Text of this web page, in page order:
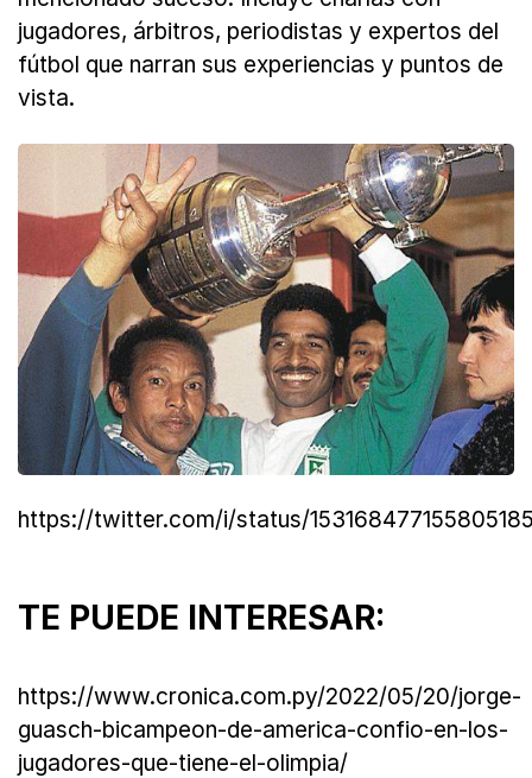
jugadores, árbitros, periodistas y expertos del
fútbol que narran sus experiencias y puntos de
vista.
https://twitter.com/i/status/
TE PUEDE INTERESAR:
https://www.cronica.com.py/2022/05/20/jorge-
guasch-bicampeon-de-america-confio-en-los-
jugadores-que-tiene-el-olimpia/